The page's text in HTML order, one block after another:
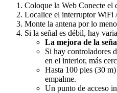
Coloque la Web Conecte el
Localice el interruptor WiFi
Monte la antena por lo
Si la señal es débil, hay
La mejora de la
Si hay controladores
en el interior, más
Hasta 100 pies (30
empalme.
Un punto de acceso